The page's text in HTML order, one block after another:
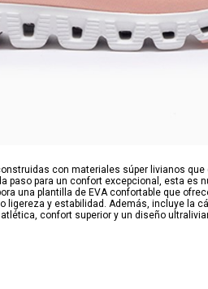
con materiales súper livianos
para un confort excepcional, esta es
una plantilla de EVA confortable que
y estabilidad. Además, incluye la
confort superior y un diseño